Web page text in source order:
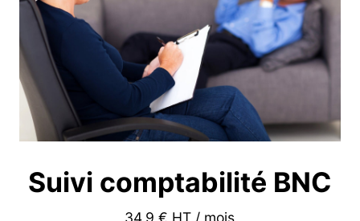
Suivi comptabilité BNC
34.9 € HT / mois